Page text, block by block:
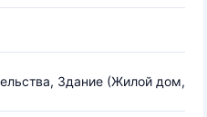
Здание (Жилой дом,